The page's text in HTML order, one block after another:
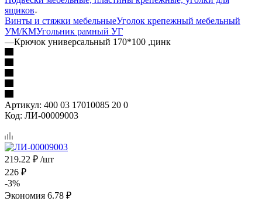
ящиков
Винты и стяжки мебельныеУголок крепежный мебельный
УМ/КМУгольник рамный УГ
—Крючок универсальный 170*100 ,цинк
Артикул: 400 03 17010085 20 0
Код: ЛИ-00009003
219.22 ₽ /шт
226 ₽
-3%
Экономия 6.78 ₽